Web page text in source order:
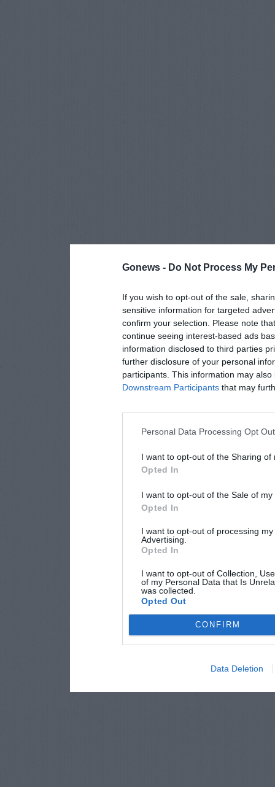
Gonews - Do Not Process My
If you wish to opt-out of the sale,
sensitive information for targeted
confirm your selection. Please note
continue seeing interest-based ads
information disclosed to third parties
further disclosure of your personal
participants. This information may
Downstream Participants that may
Personal Data Processing Opt
I want to opt-out of the Sharing of
Opted In
I want to opt-out of the Sale of
Opted In
I want to opt-out of processing
Advertising.
Opted In
I want to opt-out of Collection,
of my Personal Data that Is
was collected.
Opted Out
CONFIRM
Data Deletion